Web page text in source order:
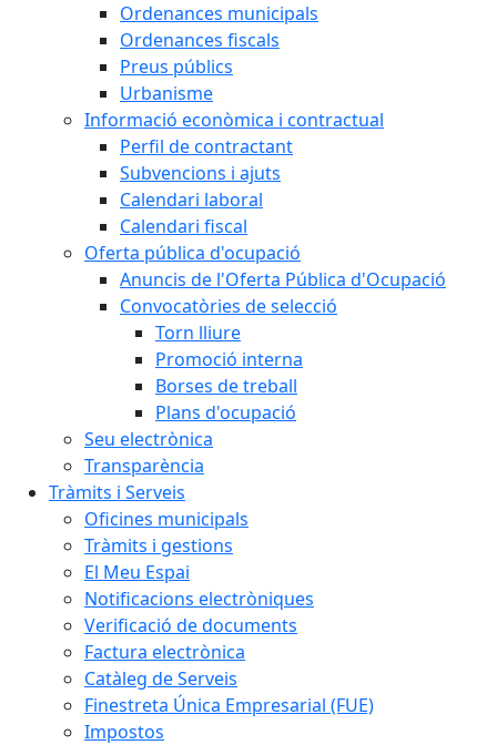
Ordenances municipals
Ordenances fiscals
Preus públics
Urbanisme
Informació econòmica i contractual
Perfil de contractant
Subvencions i ajuts
Calendari laboral
Calendari fiscal
Oferta pública d'ocupació
Anuncis de l'Oferta Pública d'Ocupació
Convocatòries de selecció
Torn lliure
Promoció interna
Borses de treball
Plans d'ocupació
Seu electrònica
Transparència
Tràmits i Serveis
Oficines municipals
Tràmits i gestions
El Meu Espai
Notificacions electròniques
Verificació de documents
Factura electrònica
Catàleg de Serveis
Finestreta Única Empresarial (FUE)
Impostos